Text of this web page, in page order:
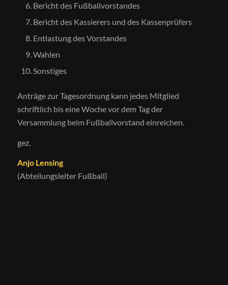
Bericht des Fußballvorstandes
Bericht des Kassierers und des Kassenprüfers
Entlastung des Vorstandes
Wahlen
Sonstiges
Anträge zur Tagesordnung kann jedes Mitglied
schriftlich bis eine Woche vor dem Tag der
Versammlung beim Fußballvorstand einreichen.
gez.
Anjo Lensing
(Abteilungsleiter Fußball)